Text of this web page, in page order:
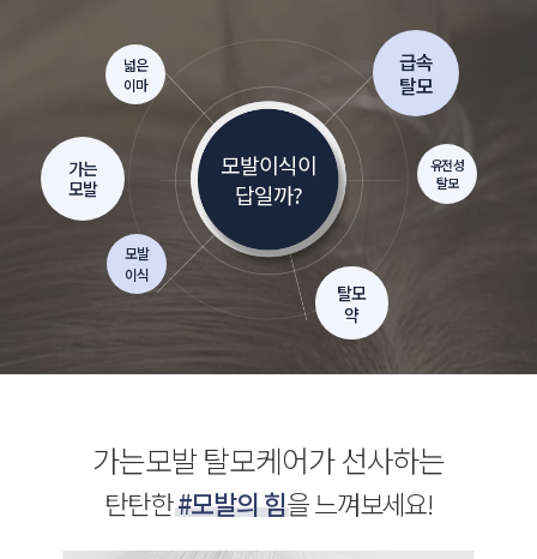
모발이식이
답일까?
넓은
이마
급속
탈모
가는
모발
유전성
탈모
모발
이식
탈모
약
가는모발 탈모케어가 선사하는
탄탄한#모발의 힘을 느껴보세요!